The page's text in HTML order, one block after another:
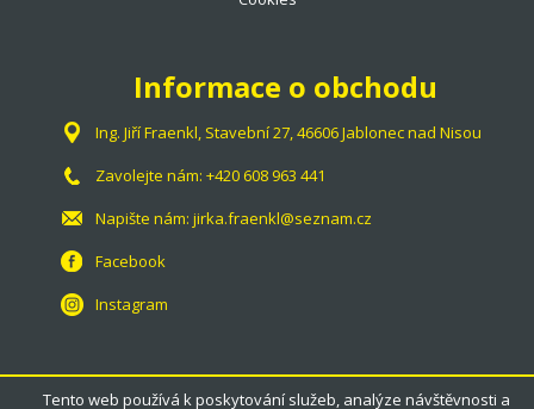
Informace o obchodu
Ing. Jiří Fraenkl, Stavební 27, 46606 Jablonec nad Nisou
Zavolejte nám: +420 608 963 441
Napište nám: jirka.fraenkl@seznam.cz
Facebook
Instagram
Tento web používá k poskytování služeb, analýze návštěvnosti a